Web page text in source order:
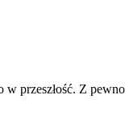
w przeszłość. Z